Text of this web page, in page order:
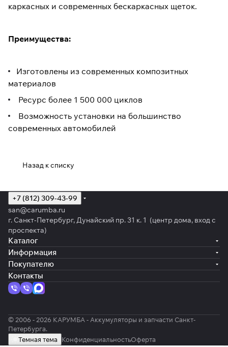
каркасных и современных бескаркасных щеток.
Преимущества:
Изготовлены из современных композитных
материалов
Ресурс более 1 500 000 циклов
Возможность установки на большинство
современных автомобилей
Назад к списку
+7 (812) 309-43-99
san@carumba.ru
г. Санкт-Петербург, Дунайский пр. 31 к. 1 (центр дома, вход с
проспекта)
Каталог
Информация
Покупателю
Контакты
© 2006 - 2026 КАРУМБА - Аккумуляторы и запчасти Санкт-
Петербурга.
Темная тема
КонфиденциальностьОферта